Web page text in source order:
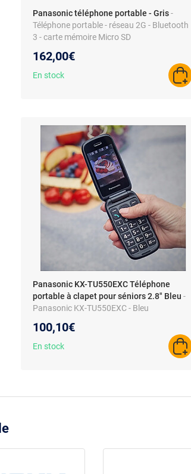
Panasonic téléphone portable - Gris-
Téléphone portable - réseau 2G - Bluetooth
3 - carte mémoire Micro SD
162,00€
En stock
Panasonic KX-TU550EXC Téléphone
portable à clapet pour séniors 2.8" Bleu -
Panasonic KX-TU550EXC - Bleu
100,10€
En stock